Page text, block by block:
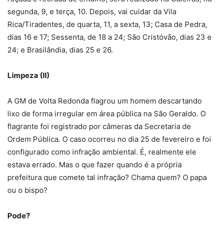
segunda, 9, e terça, 10. Depois, vai cuidar da Vila
Rica/Tiradentes, de quarta, 11, a sexta, 13; Casa de Pedra,
dias 16 e 17; Sessenta, de 18 a 24; São Cristóvão, dias 23 e
24; e Brasilândia, dias 25 e 26.
Limpeza (II)
A GM de Volta Redonda flagrou um homem descartando
lixo de forma irregular em área pública na São Geraldo. O
flagrante foi registrado por câmeras da Secretaria de
Ordem Pública. O caso ocorreu no dia 25 de fevereiro e foi
configurado como infração ambiental. É, realmente ele
estava errado. Mas o que fazer quando é a própria
prefeitura que comete tal infração? Chama quem? O papa
ou o bispo?
Pode?